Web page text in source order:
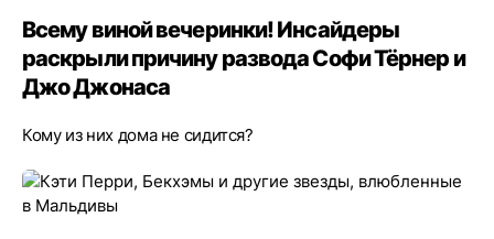
Всему виной вечеринки! Инсайдеры
раскрыли причину развода Софи Тёрнер и
Джо Джонаса
Кому из них дома не сидится?